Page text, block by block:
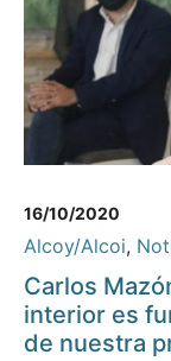
16/10/2020
Alcoy/Alcoi,
Carlos
interior es
de nuestra